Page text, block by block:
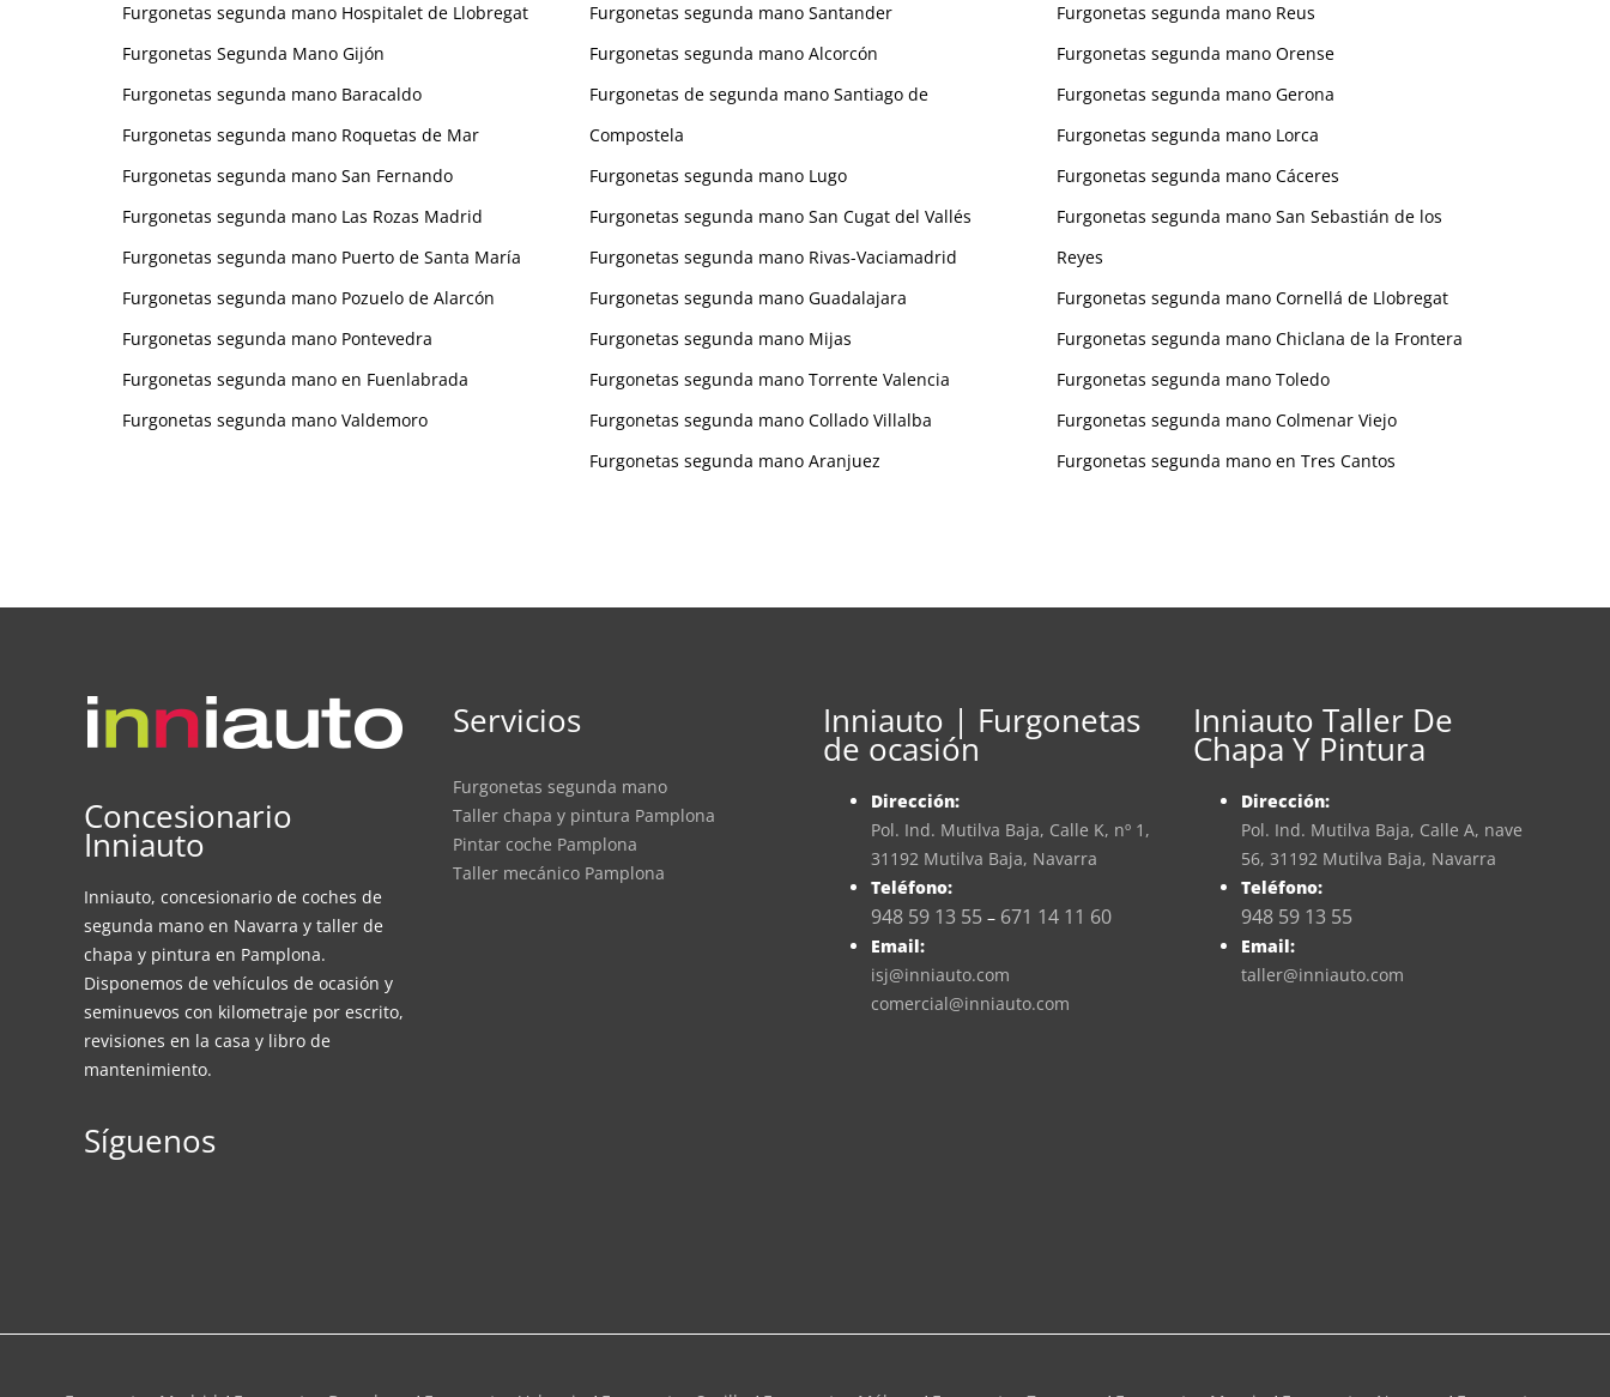
Furgonetas segunda mano Hospitalet de Llobregat
Furgonetas Segunda Mano Gijón
Furgonetas segunda mano Baracaldo
Furgonetas segunda mano Roquetas de Mar
Furgonetas segunda mano San Fernando
Furgonetas segunda mano Las Rozas Madrid
Furgonetas segunda mano Puerto de Santa María
Furgonetas segunda mano Pozuelo de Alarcón
Furgonetas segunda mano Pontevedra
Furgonetas segunda mano en Fuenlabrada
Furgonetas segunda mano Valdemoro
Furgonetas segunda mano Santander
Furgonetas segunda mano Alcorcón
Furgonetas de segunda mano Santiago de
Compostela
Furgonetas segunda mano Lugo
Furgonetas segunda mano San Cugat del Vallés
Furgonetas segunda mano Rivas-Vaciamadrid
Furgonetas segunda mano Guadalajara
Furgonetas segunda mano Mijas
Furgonetas segunda mano Torrente Valencia
Furgonetas segunda mano Collado Villalba
Furgonetas segunda mano Aranjuez
Furgonetas segunda mano Reus
Furgonetas segunda mano Orense
Furgonetas segunda mano Gerona
Furgonetas segunda mano Lorca
Furgonetas segunda mano Cáceres
Furgonetas segunda mano San Sebastián de los
Reyes
Furgonetas segunda mano Cornellá de Llobregat
Furgonetas segunda mano Chiclana de la Frontera
Furgonetas segunda mano Toledo
Furgonetas segunda mano Colmenar Viejo
Furgonetas segunda mano en Tres Cantos
Concesionario
Inniauto
Inniauto, concesionario de coches de
segunda mano en Navarra y taller de
chapa y pintura en Pamplona.
Disponemos de vehículos de ocasión y
seminuevos con kilometraje por escrito,
revisiones en la casa y libro de
mantenimiento.
Síguenos
Servicios
Furgonetas segunda mano
Taller chapa y pintura Pamplona
Pintar coche Pamplona
Taller mecánico Pamplona
Inniauto | Furgonetas
de ocasión
Dirección:
Pol. Ind. Mutilva Baja, Calle K, nº 1,
31192 Mutilva Baja, Navarra
Teléfono:
948 59 13 55 – 671 14 11 60
Email:
isj@inniauto.com
comercial@inniauto.com
Inniauto Taller De
Chapa Y Pintura
Dirección:
Pol. Ind. Mutilva Baja, Calle A, nave
56, 31192 Mutilva Baja, Navarra
Teléfono:
948 59 13 55
Email:
taller@inniauto.com